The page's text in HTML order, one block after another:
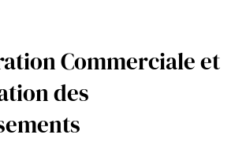
Commerciale et
des